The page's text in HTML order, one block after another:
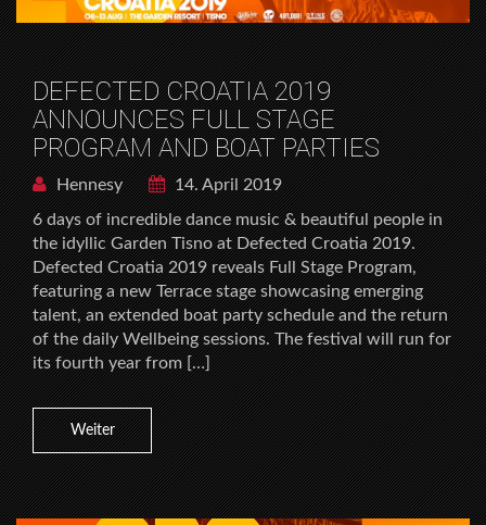
DEFECTED CROATIA 2019
ANNOUNCES FULL STAGE
PROGRAM AND BOAT PARTIES
Hennesy
14. April 2019
6 days of incredible dance music & beautiful people in
the idyllic Garden Tisno at Defected Croatia 2019.
Defected Croatia 2019 reveals Full Stage Program,
featuring a new Terrace stage showcasing emerging
talent, an extended boat party schedule and the return
of the daily Wellbeing sessions. The festival will run for
its fourth year from […]
Weiter